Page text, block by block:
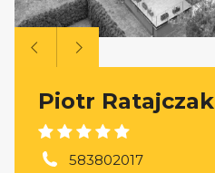
Piotr Ratajczak
583802017